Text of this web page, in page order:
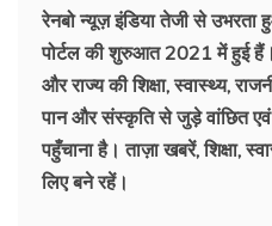
रेनबो न्यूज़ इंडिया तेजी से
पोर्टल की शुरुआत 2021 में हुई हैं।
और राज्य की शिक्षा, स्वास्थ्य,
पान और संस्कृति से जुड़े वांछित
पहुँचाना है। ताज़ा खबरें, शिक्षा,
लिए बने रहें।